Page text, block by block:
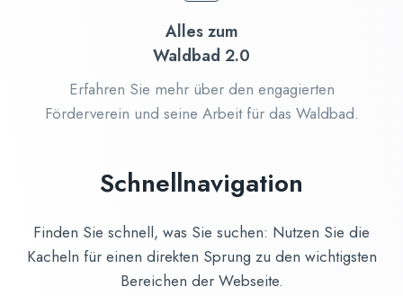
Alles zum
Waldbad 2.0
Erfahren Sie mehr über den engagierten
Förderverein und seine Arbeit für das Waldbad.
Schnellnavigation
Finden Sie schnell, was Sie suchen: Nutzen Sie die
Kacheln für einen direkten Sprung zu den wichtigsten
Bereichen der Webseite.